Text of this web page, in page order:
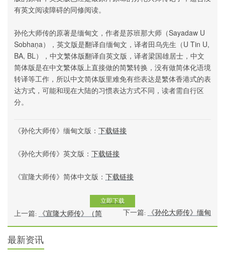
有英文阅读障碍的同修阅读。
孙伦大师传的原著是缅甸文，作者是苏班那大师（Sayadaw U
Sobhaṇa），英文版是翻译自缅甸文，译者田乌先生（U Tin U,
BA, BL），中文繁体版翻译自英文版，译者梁国雄居士，中文
简体版是在中文繁体版上直接做的简繁转换，没有做简体化语境
转译等工作，所以中文简体版里难免有些表达是繁体香港式的表
达方式，可能和现在大陆的习惯表达方式不同，读者需自行区
分。
《孙伦大师传》缅甸文版： 下载链接
《孙伦大师传》英文版： 下载链接
《宣隆大师传》简体中文版： 下载链接
立即下载
上一篇: 《宣隆大师传》（简 下一篇: 《孙伦大师传》缅甸
最新资讯